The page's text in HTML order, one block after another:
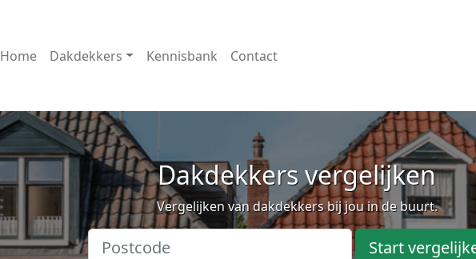
Home Dakdekkers Kennisbank Contact
Dakdekkers vergelijken
Vergelijken van dakdekkers bij jou in de buurt.
Start